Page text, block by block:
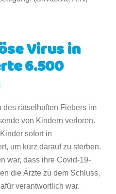
Virus in
6.500
des rätselhaften Fiebers im
von Kindern verloren.
sofort in
um kurz darauf zu sterben.
war, dass ihre Covid-19-
die Ärzte zu dem Schluss,
verantwortlich war.